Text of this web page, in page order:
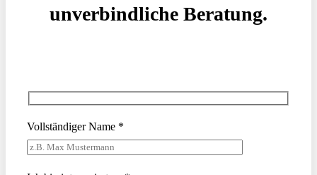
unverbindliche Beratung.
Vollständiger Name *